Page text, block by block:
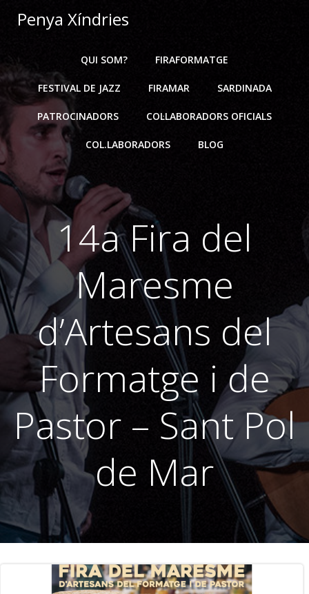
Penya Xíndries
QUI SOM? FIRAFORMATGE
FESTIVAL DE JAZZ FIRAMAR SARDINADA
PATROCINADORS COL·LABORADORS OFICIALS
COL.LABORADORS BLOG
14a Fira del
Maresme
d’Artesans del
Formatge i de
Pastor – Sant Pol
de Mar